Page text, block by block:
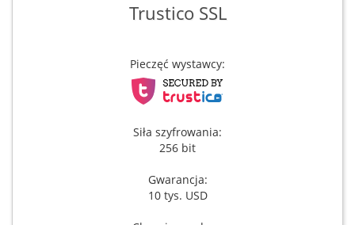
Trustico SSL
Pieczęć wystawcy:
Siła szyfrowania:
256 bit
Gwarancja:
10 tys. USD